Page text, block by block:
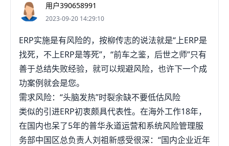
使用跨境电商ERP，企业可以轻松地跟踪销售情况、
管理库存、优化产品信息、处理订单和客户反馈等。
当然，跨境电商ERP也存在一些风险和挑战。例如，
ERP系统的实施需要一定的时间和资源，如果实施不
当可能会影响企业的正常运营。此外，选择合适的跨
境电商ERP也需要企业进行深入的市场调研和评估，
以选择适合自己的系统。因此，跨境电商ERP可以为
企业提供有效的管理和运营支持，但企业需要在选择
和实施ERP系统时进行谨慎的考虑和决策。
用户390658991
2023-09-20 14:29:10
ERP实施是有风险的，按柳传志的说法就是“上ERP是
找死，不上ERP是等死”，“前车之鉴，后世之师”只有
善于总结失败经验，就可以规避风险，也许下一个成
功案例就会是您。
需求风险：“头脑发热”时裂余缺不要低估风险
类似的引进ERP初衷颇具代表性。在海外工作18年，
在国内也呆了5年的普华永道运营和系统风险管理服
务部中国区总负责人刘祖新感受很深：“国内企业近年